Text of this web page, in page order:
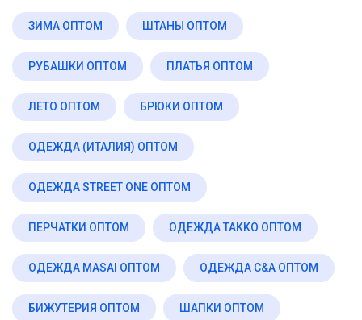
ЗИМА ОПТОМ ШТАНЫ ОПТОМ
РУБАШКИ ОПТОМ ПЛАТЬЯ ОПТОМ
ЛЕТО ОПТОМ БРЮКИ ОПТОМ
ОДЕЖДА (ИТАЛИЯ) ОПТОМ
ОДЕЖДА STREET ONE ОПТОМ
ПЕРЧАТКИ ОПТОМ ОДЕЖДА TAKKO ОПТОМ
ОДЕЖДА MASAI ОПТОМ ОДЕЖДА C&A ОПТОМ
БИЖУТЕРИЯ ОПТОМ ШАПКИ ОПТОМ